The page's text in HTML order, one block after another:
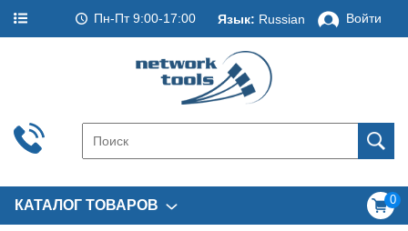
Пн-Пт 9:00-17:00 Язык: Russian Войти
КАТАЛОГ ТОВАРОВ 0